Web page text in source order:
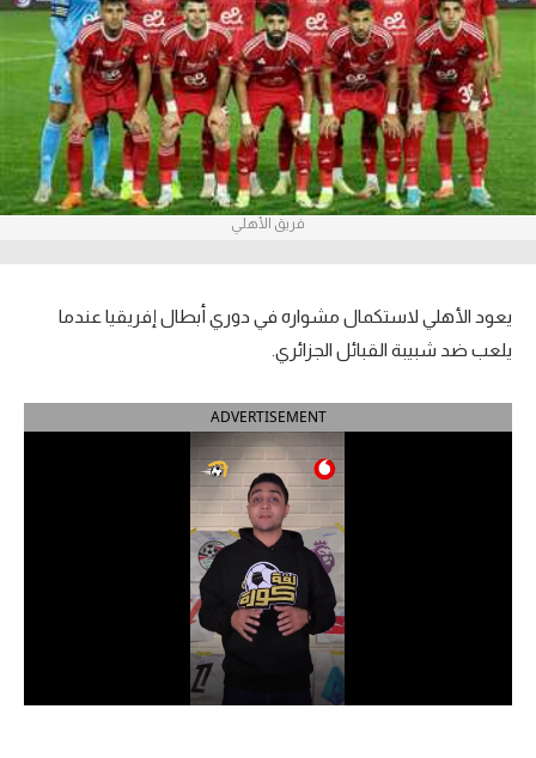
آراء حرة
ركن الألعاب
بطولات
أمريكا 2026
الدوري الإنجليزي الممتاز
الدوري الإسباني
الدوري السعودي للمحترفين
فريق الأهلي
يعود الأهلي لاستكمال مشواره في دوري أبطال إفريقيا عندما
يلعب ضد شبيبة القبائل الجزائري.
ADVERTISEMENT